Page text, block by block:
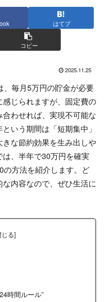
はてブ
コピー
2025.11.25
毎月5万円の貯金が必要
じられますが、固定費の
わせれば、実現不可能な
いう期間は「短期集中」
な節約効果を生み出しや
、半年で30万円を確実
の方法を紹介します。ど
内容なので、ぜひ生活に
時間ルール”